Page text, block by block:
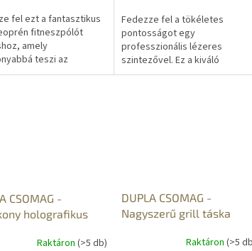
fel ezt a fantasztikus
fitneszpólót
amely
teszi az
Kifejezetten a
Fedezze fel a tökéletes
pontosságot egy
professzionális lézeres
szintezővel. Ez a kiváló
minőségű, zöld
CSOMAG -
holografikus
Raktáron (>5 db)
DUPLA CSOMAG -
Nagyszerű grill táska
Raktáron (>5